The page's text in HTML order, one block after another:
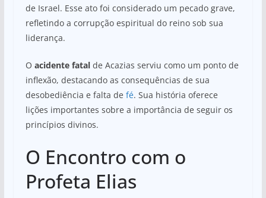
de Israel. Esse ato foi considerado um pecado grave,
refletindo a corrupção espiritual do reino sob sua
liderança.
O acidente fatalde Acazias serviu como um ponto de
inflexão, destacando as consequências de sua
desobediência e falta de fé. Sua história oferece
lições importantes sobre a importância de seguir os
princípios divinos.
O Encontro com o
Profeta Elias